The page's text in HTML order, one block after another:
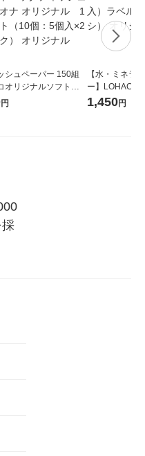
シュペーパー 150組
オリジナルソフトパ
ィッシュ フィオナ オ
円
【水・ミネラ
ー】LOHACO
1箱（20本入
1,450円